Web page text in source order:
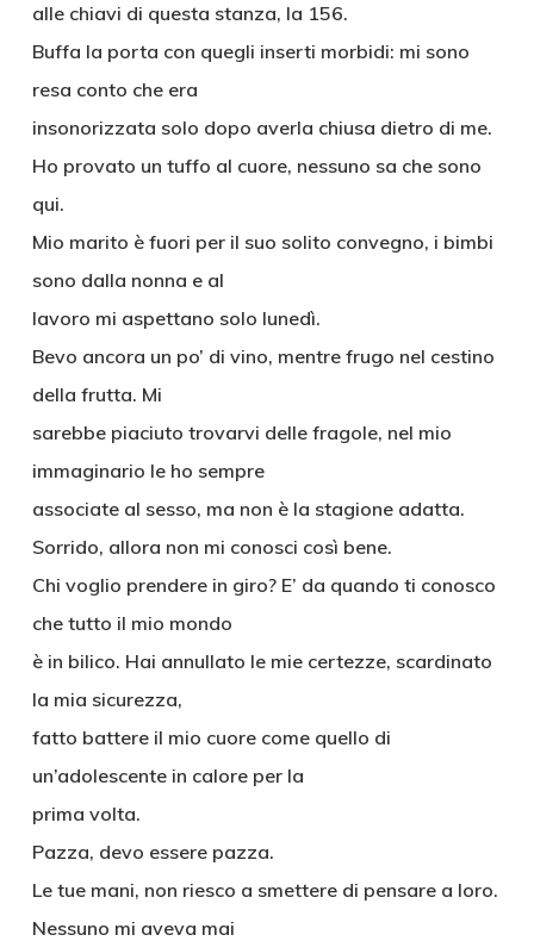
alle chiavi di questa stanza, la 156.
Buffa la porta con quegli inserti morbidi: mi sono
resa conto che era
insonorizzata solo dopo averla chiusa dietro di me.
Ho provato un tuffo al cuore, nessuno sa che sono
qui.
Mio marito è fuori per il suo solito convegno, i bimbi
sono dalla nonna e al
lavoro mi aspettano solo lunedì.
Bevo ancora un po’ di vino, mentre frugo nel cestino
della frutta. Mi
sarebbe piaciuto trovarvi delle fragole, nel mio
immaginario le ho sempre
associate al sesso, ma non è la stagione adatta.
Sorrido, allora non mi conosci così bene.
Chi voglio prendere in giro? E’ da quando ti conosco
che tutto il mio mondo
è in bilico. Hai annullato le mie certezze, scardinato
la mia sicurezza,
fatto battere il mio cuore come quello di
un’adolescente in calore per la
prima volta.
Pazza, devo essere pazza.
Le tue mani, non riesco a smettere di pensare a loro.
Nessuno mi aveva mai